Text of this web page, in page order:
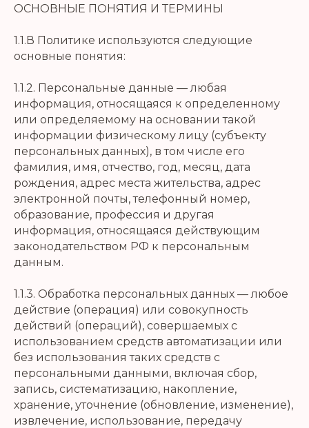
ОСНОВНЫЕ ПОНЯТИЯ И ТЕРМИНЫ
1.1.В Политике используются следующие
основные понятия:
1.1.2. Персональные данные — любая
информация, относящаяся к определенному
или определяемому на основании такой
информации физическому лицу (субъекту
персональных данных), в том числе его
фамилия, имя, отчество, год, месяц, дата
рождения, адрес места жительства, адрес
электронной почты, телефонный номер,
образование, профессия и другая
информация, относящаяся действующим
законодательством РФ к персональным
данным.
1.1.3. Обработка персональных данных — любое
действие (операция) или совокупность
действий (операций), совершаемых с
использованием средств автоматизации или
без использования таких средств с
персональными данными, включая сбор,
запись, систематизацию, накопление,
хранение, уточнение (обновление, изменение),
извлечение, использование, передачу